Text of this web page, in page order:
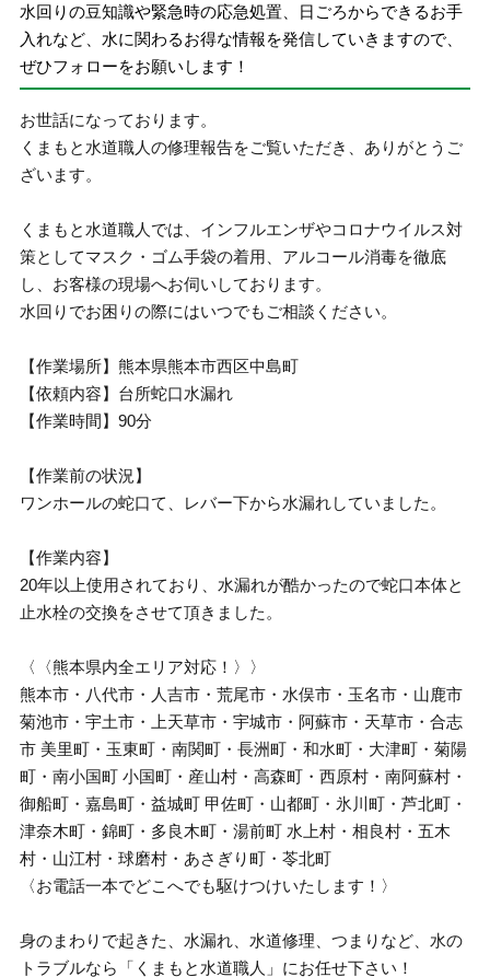
水回りの豆知識や緊急時の応急処置、日ごろからできるお手
入れなど、水に関わるお得な情報を発信していきますので、
ぜひフォローをお願いします！
お世話になっております。
くまもと水道職人の修理報告をご覧いただき、ありがとうご
ざいます。
くまもと水道職人では、インフルエンザやコロナウイルス対
策としてマスク・ゴム手袋の着用、アルコール消毒を徹底
し、お客様の現場へお伺いしております。
水回りでお困りの際にはいつでもご相談ください。
【作業場所】熊本県熊本市西区中島町
【依頼内容】台所蛇口水漏れ
【作業時間】90分
【作業前の状況】
ワンホールの蛇口て、レバー下から水漏れしていました。
【作業内容】
20年以上使用されており、水漏れが酷かったので蛇口本体と
止水栓の交換をさせて頂きました。
〈〈熊本県内全エリア対応！〉〉
熊本市・八代市・人吉市・荒尾市・水俣市・玉名市・山鹿市
菊池市・宇土市・上天草市・宇城市・阿蘇市・天草市・合志
市 美里町・玉東町・南関町・長洲町・和水町・大津町・菊陽
町・南小国町 小国町・産山村・高森町・西原村・南阿蘇村・
御船町・嘉島町・益城町 甲佐町・山都町・氷川町・芦北町・
津奈木町・錦町・多良木町・湯前町 水上村・相良村・五木
村・山江村・球磨村・あさぎり町・苓北町
〈お電話一本でどこへでも駆けつけいたします！〉
身のまわりで起きた、水漏れ、水道修理、つまりなど、水の
トラブルなら「くまもと水道職人」にお任せ下さい！